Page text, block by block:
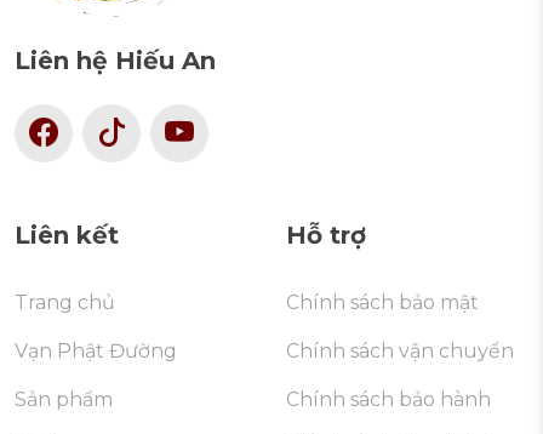
Liên hệ Hiếu An
Liên kết
Trang chủ
Vạn Phật Đường
Sản phẩm
Hỗ trợ
Chính sách bảo mật
Chính sách vận chuyển
Chính sách bảo hành